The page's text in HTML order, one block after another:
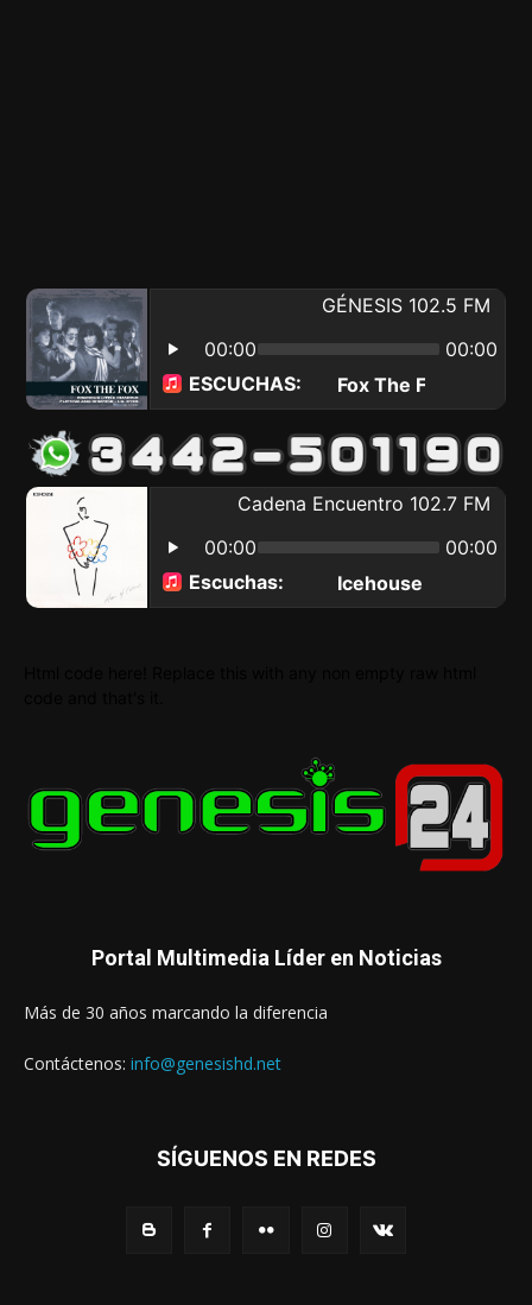
Portal Multimedia Líder en Noticias
Más de 30 años marcando la diferencia
Contáctenos: info@genesishd.net
SÍGUENOS EN REDES